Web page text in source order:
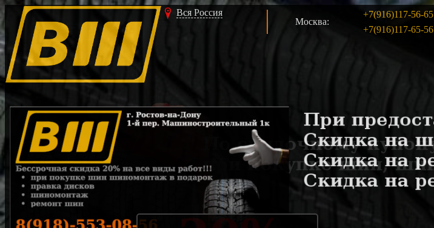
Вся Россия
Москва:
+7(916)117-56-65
+7(916)117-65-56